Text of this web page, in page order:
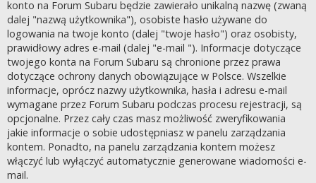
konto na Forum Subaru będzie zawierało unikalną nazwę (zwaną
dalej "nazwą użytkownika"), osobiste hasło używane do
logowania na twoje konto (dalej "twoje hasło") oraz osobisty,
prawidłowy adres e-mail (dalej "e-mail "). Informacje dotyczące
twojego konta na Forum Subaru są chronione przez prawa
dotyczące ochrony danych obowiązujące w Polsce. Wszelkie
informacje, oprócz nazwy użytkownika, hasła i adresu e-mail
wymagane przez Forum Subaru podczas procesu rejestracji, są
opcjonalne. Przez cały czas masz możliwość zweryfikowania
jakie informacje o sobie udostępniasz w panelu zarządzania
kontem. Ponadto, na panelu zarządzania kontem możesz
włączyć lub wyłączyć automatycznie generowane wiadomości e-
mail.